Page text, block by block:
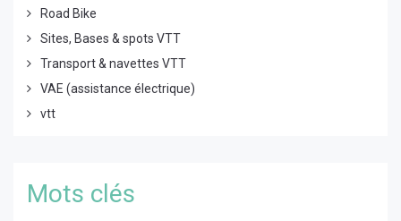
Road Bike
Sites, Bases & spots VTT
Transport & navettes VTT
VAE (assistance électrique)
vtt
Mots clés